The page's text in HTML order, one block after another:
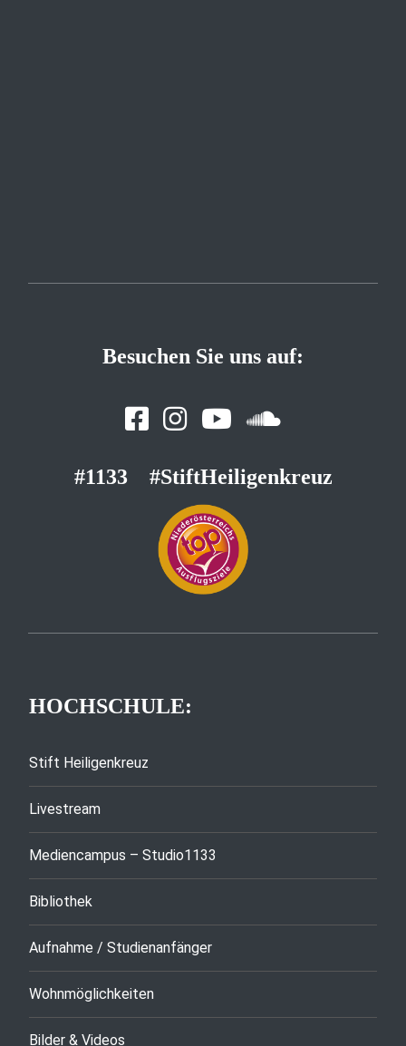
Besuchen Sie uns auf:
#1133 #StiftHeiligenkreuz
HOCHSCHULE:
Stift Heiligenkreuz
Livestream
Mediencampus – Studio1133
Bibliothek
Aufnahme / Studienanfänger
Wohnmöglichkeiten
Bilder & Videos